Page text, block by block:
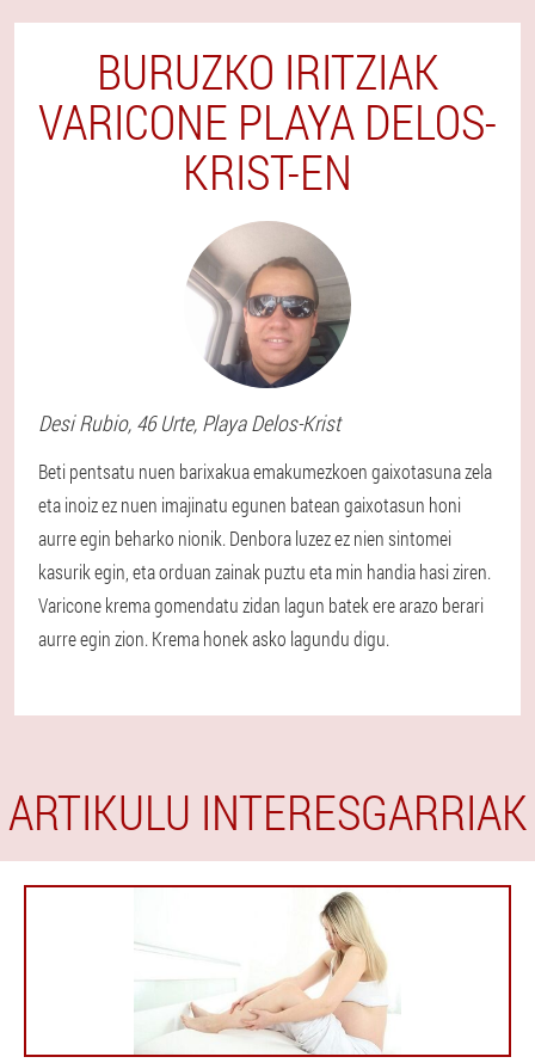
BURUZKO IRITZIAK
VARICONE PLAYA DELOS-
KRIST-EN
Desi Rubio, 46 Urte, Playa Delos-Krist
Beti pentsatu nuen barixakua emakumezkoen gaixotasuna zela
eta inoiz ez nuen imajinatu egunen batean gaixotasun honi
aurre egin beharko nionik. Denbora luzez ez nien sintomei
kasurik egin, eta orduan zainak puztu eta min handia hasi ziren.
Varicone krema gomendatu zidan lagun batek ere arazo berari
aurre egin zion. Krema honek asko lagundu digu.
ARTIKULU INTERESGARRIAK